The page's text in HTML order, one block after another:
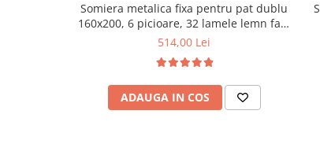
Somiera metalica fixa pentru pat dublu
160x200, 6 picioare, 32 lamele lemn fag,
benzi textile, suport saltea ferm, negru
514,00 Lei
ADAUGA IN COS